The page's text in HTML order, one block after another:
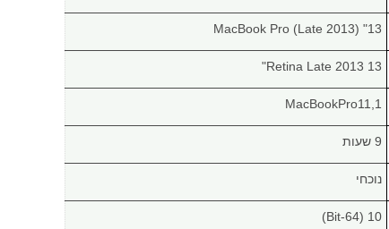
13" MacBook Pro (Late 2013)
Retina Late 2013 13"
MacBookPro11,1
9 שעות
נוכחי
10 (64-Bit)